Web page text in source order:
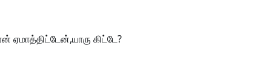
கிட்டே?